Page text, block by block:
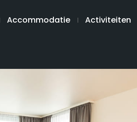
Accommodatie Activiteiten